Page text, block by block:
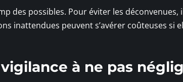
des possibles. Pour éviter les déconvenues,
inattendues peuvent s’avérer coûteuses si
à ne pas